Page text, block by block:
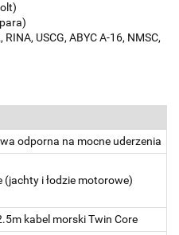
USCG, ABYC A-16, NMSC,
odporna na mocne uderzenia
(jachty i łodzie motorowe)
kabel morski Twin Core